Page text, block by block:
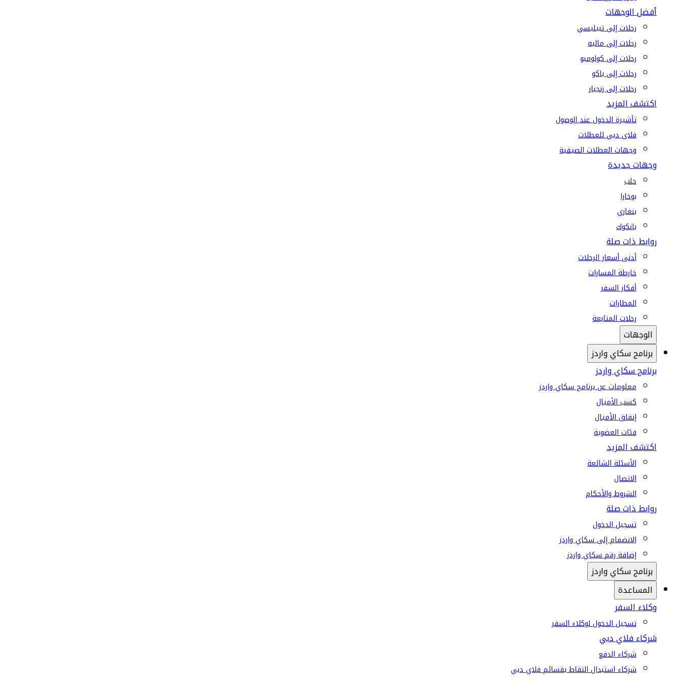
أفضل الوجهات
رحلات إلى تبيليسي
رحلات إلى ماليه
رحلات إلى كولومبو
رحلات إلى باكو
رحلات إلى زنجبار
اكتشف المزيد
تأشيرة الدخول عند الوصول
فلاي دبي للعطلات
وجهات العطلات الصيفية
وجهات جديدة
حلب
بوخارا
بنغازي
بانكوك
روابط ذات صلة
أدنى أسعار الرحلات
خارطة المسارات
أفكار السفر
المطارات
رحلات المتابعة
الوجهات
برنامج سكاي واردز
برنامج سكاي واردز
معلومات عن برنامج سكاي واردز
كسب الأميال
إنفاق الأميال
فئات العضوية
اكتشف المزيد
الأسئلة الشائعة
الاتصال
الشروط والأحكام
روابط ذات صلة
تسجيل الدخول
الانضمام إلى سكاي واردز
إضافة رقم سكاي واردز
برنامج سكاي واردز
المساعدة
وكلاء السفر
تسجيل الدخول لوكلاء السفر
شركاء فلاي دبي
شركاء الدفع
شركاء استبدال النقاط بقسائم فلاي دبي